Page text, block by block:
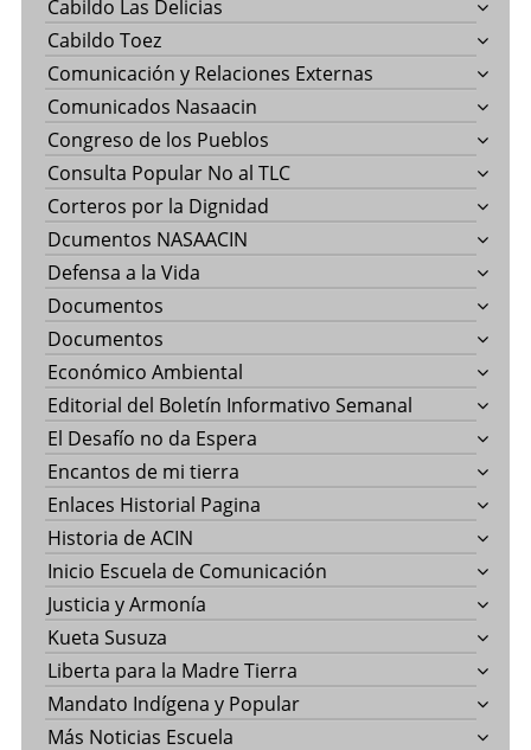
Cabildo Las Delicias
Cabildo Toez
Comunicación y Relaciones Externas
Comunicados Nasaacin
Congreso de los Pueblos
Consulta Popular No al TLC
Corteros por la Dignidad
Dcumentos NASAACIN
Defensa a la Vida
Documentos
Documentos
Económico Ambiental
Editorial del Boletín Informativo Semanal
El Desafío no da Espera
Encantos de mi tierra
Enlaces Historial Pagina
Historia de ACIN
Inicio Escuela de Comunicación
Justicia y Armonía
Kueta Susuza
Liberta para la Madre Tierra
Mandato Indígena y Popular
Más Noticias Escuela